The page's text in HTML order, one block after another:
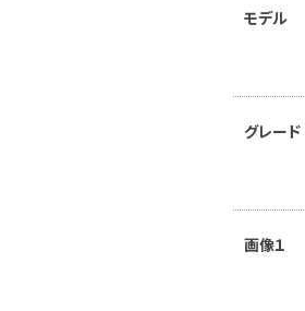
モデル
グレード
画像１